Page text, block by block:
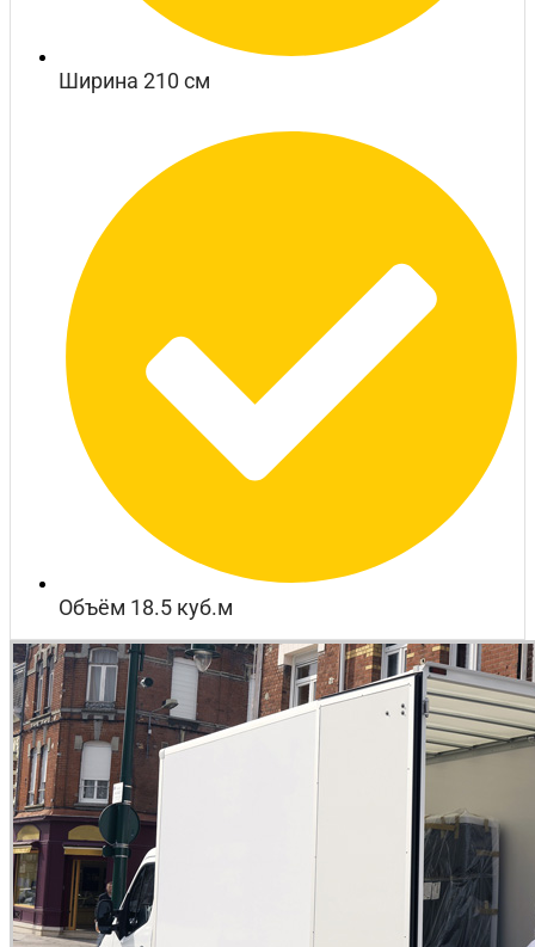
Ширина 210 см
Объём 18.5 куб.м